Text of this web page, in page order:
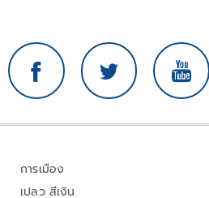
การเมือง
เปลว สีเงิน